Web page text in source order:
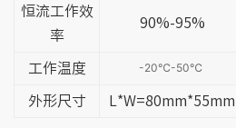
恒流工作效
率
90%-95%
工作温度 -20℃-50℃
外形尺寸 L*W=80mm*55mm